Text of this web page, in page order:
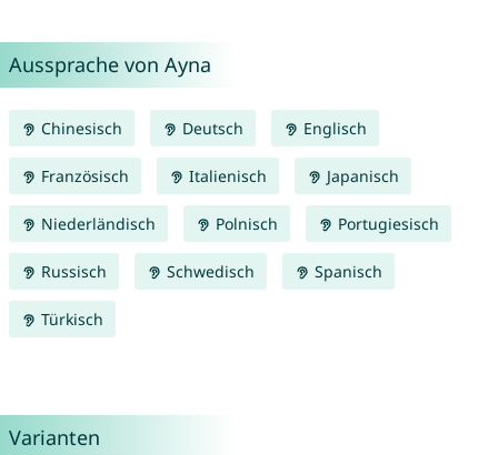
Aussprache von Ayna
Chinesisch Deutsch Englisch
Französisch Italienisch Japanisch
Niederländisch Polnisch Portugiesisch
Russisch Schwedisch Spanisch
Türkisch
Varianten